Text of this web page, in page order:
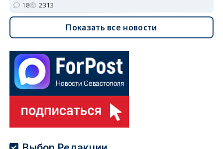
18 2313
Показать все новости